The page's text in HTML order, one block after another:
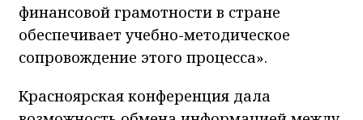
финансовой грамотности в стране
обеспечивает учебно-методическое
сопровождение этого процесса».
Красноярская конференция дала